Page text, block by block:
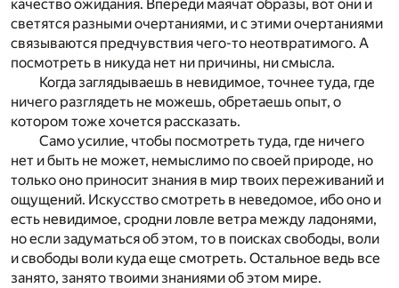
качество ожидания. Впереди маячат образы, вот они и
светятся разными очертаниями, и с этими очертаниями
связываются предчувствия чего-то неотвратимого. А
посмотреть в никуда нет ни причины, ни смысла.
Когда заглядываешь в невидимое, точнее туда, где
ничего разглядеть не можешь, обретаешь опыт, о
котором тоже хочется рассказать.
Само усилие, чтобы посмотреть туда, где ничего
нет и быть не может, немыслимо по своей природе, но
только оно приносит знания в мир твоих переживаний и
ощущений. Искусство смотреть в неведомое, ибо оно и
есть невидимое, сродни ловле ветра между ладонями,
но если задуматься об этом, то в поисках свободы, воли
и свободы воли куда еще смотреть. Остальное ведь все
занято, занято твоими знаниями об этом мире.